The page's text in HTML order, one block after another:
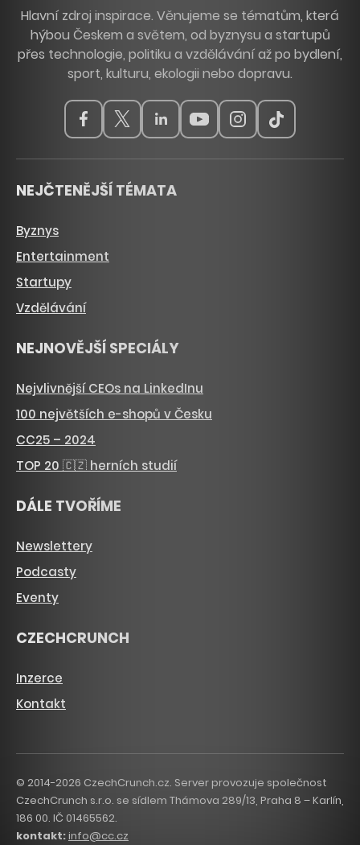
Hlavní zdroj inspirace. Věnujeme se tématům, která
hýbou Českem a světem, od byznysu a startupů
přes technologie, politiku a vzdělávání až po bydlení,
sport, kulturu, ekologii nebo dopravu.
NEJČTENĚJŠÍ TÉMATA
Byznys
Entertainment
Startupy
Vzdělávání
NEJNOVĚJŠÍ SPECIÁLY
Nejvlivnější CEOs na LinkedInu
100 největších e-shopů v Česku
CC25 – 2024
TOP 20 🇨🇿 herních studií
DÁLE TVOŘÍME
Newslettery
Podcasty
Eventy
CZECHCRUNCH
Inzerce
Kontakt
© 2014-2026 CzechCrunch.cz. Server provozuje společnost
CzechCrunch s.r.o. se sídlem Thámova 289/13, Praha 8 – Karlín,
186 00. IČ 01465562.
kontakt:info@cc.cz